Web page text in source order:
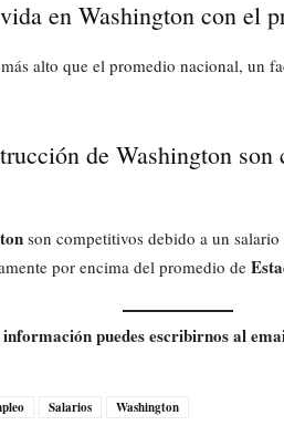
en Washington con el
alto que el promedio nacional, un
de Washington
son competitivos debido a un
por encima del promedio de
puedes escribirnos al
Salarios Washington